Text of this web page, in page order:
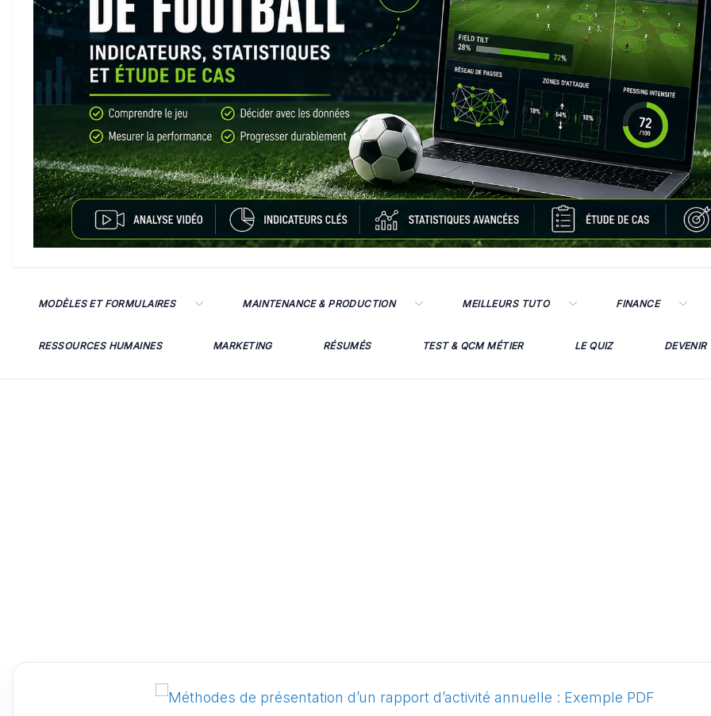
MODÈLES ET FORMULAIRES MAINTENANCE & PRODUCTION MEILLEURS TUTO FINANCE
RESSOURCES HUMAINES MARKETING RÉSUMÉS TEST & QCM MÉTIER LE QUIZ DEVENIR